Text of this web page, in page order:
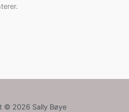
© 2026 Sally Bøye